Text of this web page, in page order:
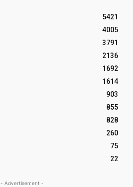
5421
4005
3791
2136
1692
1614
903
855
828
260
75
22
- Advertisement -